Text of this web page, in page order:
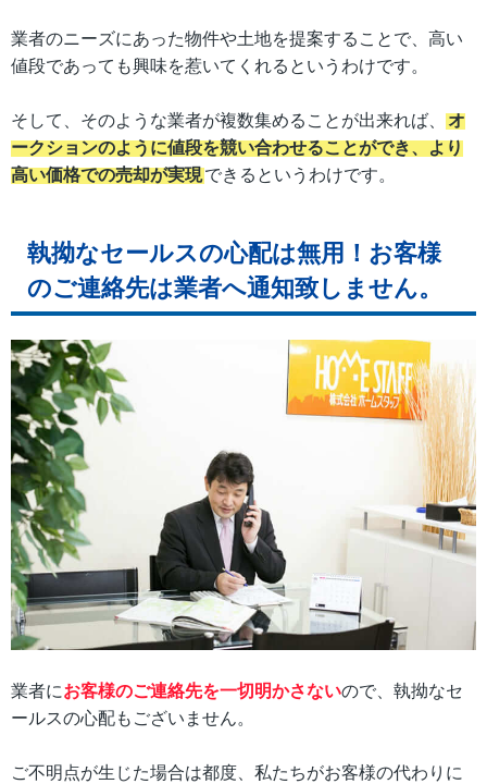
業者のニーズにあった物件や土地を提案することで、高い
値段であっても興味を惹いてくれるというわけです。
そして、そのような業者が複数集めることが出来れば、
オ
ークションのように値段を競い合わせることができ、より
高い価格での売却が実現できるというわけです。
執拗なセールスの心配は無用！お客様
のご連絡先は業者へ通知致しません。
業者にお客様のご連絡先を一切明かさないので、執拗なセ
ールスの心配もございません。
ご不明点が生じた場合は都度、私たちがお客様の代わりに